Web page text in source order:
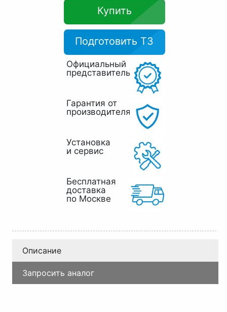
Купить
Подготовить ТЗ
Официальный
представитель
Гарантия от
производителя
Установка
и сервис
Бесплатная
доставка
по Москве
Описание
Запросить аналог